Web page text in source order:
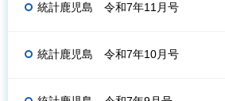
統計鹿児島 令和7年11月号
統計鹿児島 令和7年10月号